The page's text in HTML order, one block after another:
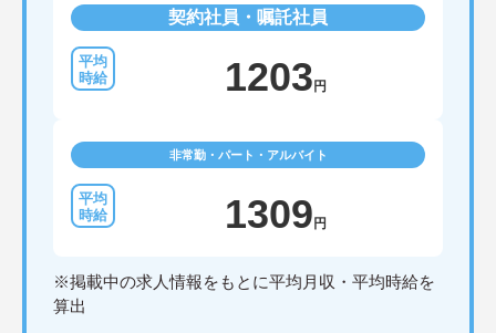
契約社員・嘱託社員
1203 円
非常勤・パート・アルバイト
1309 円
※掲載中の求人情報をもとに平均月収・平均時給を
算出